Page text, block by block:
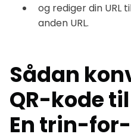
og rediger din URL
anden URL.
Sådan
QR-kode
En trin-